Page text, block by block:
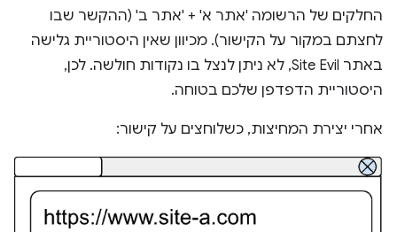
החלקים של הרשומה 'אתר א' + 'אתר ב' (ההקשר שבו
לחצתם במקור על הקישור). מכיוון שאין היסטוריית גלישה
באתר Site Evil, לא ניתן לנצל בו נקודות חולשה. לכן,
היסטוריית הדפדפן שלכם בטוחה.
אחרי יצירת המחיצות, כשלוחצים על קישור: